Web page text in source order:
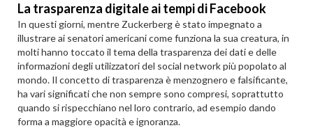
La trasparenza digitale ai tempi di Facebook
In questi giorni, mentre Zuckerberg è stato impegnato a
illustrare ai senatori americani come funziona la sua creatura, in
molti hanno toccato il tema della trasparenza dei dati e delle
informazioni degli utilizzatori del social network più popolato al
mondo. Il concetto di trasparenza è menzognero e falsificante,
ha vari significati che non sempre sono compresi, soprattutto
quando si rispecchiano nel loro contrario, ad esempio dando
forma a maggiore opacità e ignoranza.